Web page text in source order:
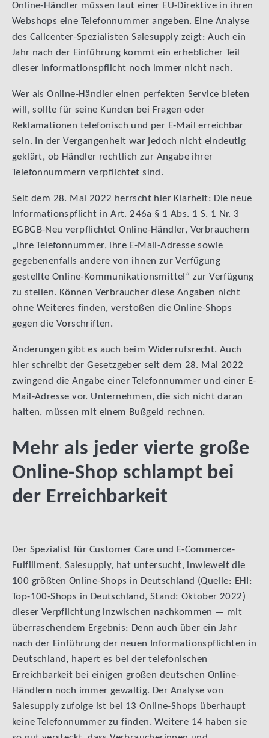
Online-Händler müssen laut einer EU-Direktive in ihren
Webshops eine Telefonnummer angeben. Eine Analyse
des Callcenter-Spezialisten Salesupply zeigt: Auch ein
Jahr nach der Einführung kommt ein erheblicher Teil
dieser Informationspflicht noch immer nicht nach.
Wer als Online-Händler einen perfekten Service bieten
will, sollte für seine Kunden bei Fragen oder
Reklamationen telefonisch und per E-Mail erreichbar
sein. In der Vergangenheit war jedoch nicht eindeutig
geklärt, ob Händler rechtlich zur Angabe ihrer
Telefonnummern verpflichtet sind.
Seit dem 28. Mai 2022 herrscht hier Klarheit: Die neue
Informationspflicht in Art. 246a § 1 Abs. 1 S. 1 Nr. 3
EGBGB-Neu verpflichtet Online-Händler, Verbrauchern
„ihre Telefonnummer, ihre E-Mail-Adresse sowie
gegebenenfalls andere von ihnen zur Verfügung
gestellte Online-Kommunikationsmittel“ zur Verfügung
zu stellen. Können Verbraucher diese Angaben nicht
ohne Weiteres finden, verstoßen die Online-Shops
gegen die Vorschriften.
Änderungen gibt es auch beim Widerrufsrecht. Auch
hier schreibt der Gesetzgeber seit dem 28. Mai 2022
zwingend die Angabe einer Telefonnummer und einer E-
Mail-Adresse vor. Unternehmen, die sich nicht daran
halten, müssen mit einem Bußgeld rechnen.
Mehr als jeder vierte große
Online-Shop schlampt bei
der Erreichbarkeit
Der Spezialist für Customer Care und E-Commerce-
Fulfillment, Salesupply, hat untersucht, inwieweit die
100 größten Online-Shops in Deutschland (Quelle: EHI:
Top-100-Shops in Deutschland, Stand: Oktober 2022)
dieser Verpflichtung inzwischen nachkommen — mit
überraschendem Ergebnis: Denn auch über ein Jahr
nach der Einführung der neuen Informationspflichten in
Deutschland, hapert es bei der telefonischen
Erreichbarkeit bei einigen großen deutschen Online-
Händlern noch immer gewaltig. Der Analyse von
Salesupply zufolge ist bei 13 Online-Shops überhaupt
keine Telefonnummer zu finden. Weitere 14 haben sie